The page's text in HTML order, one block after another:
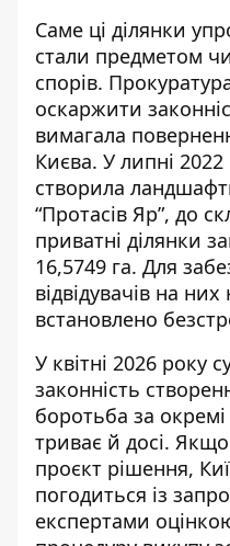
Саме ці ділянки
стали предметом
спорів.
оскаржити
вимагала
Києва. У липні
створила
“Протасів Яр”, до
приватні ділянки
16,5749 га. Для
відвідувачів на них
встановлено
У квітні 2026 року
законність
боротьба за окремі
триває й досі. Якщо
проєкт рішення,
погодиться із
експертами